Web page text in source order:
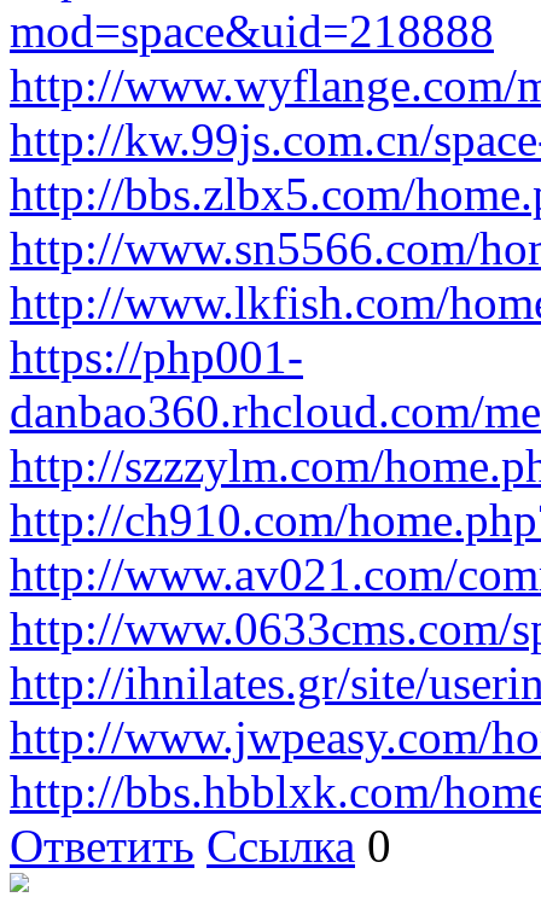
mod=space&uid=218888
http://www.wyflange.com/
http://kw.99js.com.cn/
http://bbs.zlbx5.com/
http://www.sn5566.com/
http://www.lkfish.com/
https://php001-
danbao360.rhcloud.com/
http://szzzylm.com/
http://ch910.com/
http://www.av021.com/
http://www.0633cms.com/
http://ihnilates.gr/site/
http://www.jwpeasy.com/
http://bbs.hbblxk.com/
Ответить Ссылка 0